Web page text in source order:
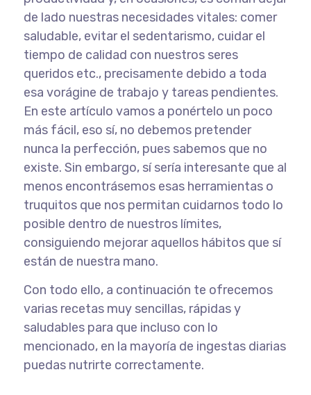
de lado nuestras necesidades vitales: comer
saludable, evitar el sedentarismo, cuidar el
tiempo de calidad con nuestros seres
queridos etc., precisamente debido a toda
esa vorágine de trabajo y tareas pendientes.
En este artículo vamos a ponértelo un poco
más fácil, eso sí, no debemos pretender
nunca la perfección, pues sabemos que no
existe. Sin embargo, sí sería interesante que al
menos encontrásemos esas herramientas o
truquitos que nos permitan cuidarnos todo lo
posible dentro de nuestros límites,
consiguiendo mejorar aquellos hábitos que sí
están de nuestra mano.
Con todo ello, a continuación te ofrecemos
varias recetas muy sencillas, rápidas y
saludables para que incluso con lo
mencionado, en la mayoría de ingestas diarias
puedas nutrirte correctamente.